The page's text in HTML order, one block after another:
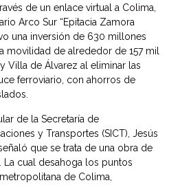
de un enlace virtual a Colima,
Arco Sur “Epitacia Zamora
una inversión de 630 millones
movilidad de alrededor de 157 mil
Villa de Álvarez al eliminar las
ferroviario, con ahorros de
de la Secretaría de
y Transportes (SICT), Jesús
que se trata de una obra de
cual desahoga los puntos
de Colima,